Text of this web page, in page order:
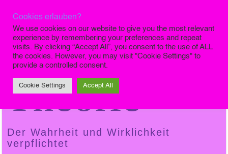
Die Finale
Theorie
Der Wahrheit und Wirklichkeit
verpflichtet
Cookies erlauben?
We use cookies on our website to give you the most relevant
experience by remembering your preferences and repeat
visits. By clicking “Accept All”, you consent to the use of ALL
the cookies. However, you may visit "Cookie Settings" to
provide a controlled consent.
Cookie Settings Accept All